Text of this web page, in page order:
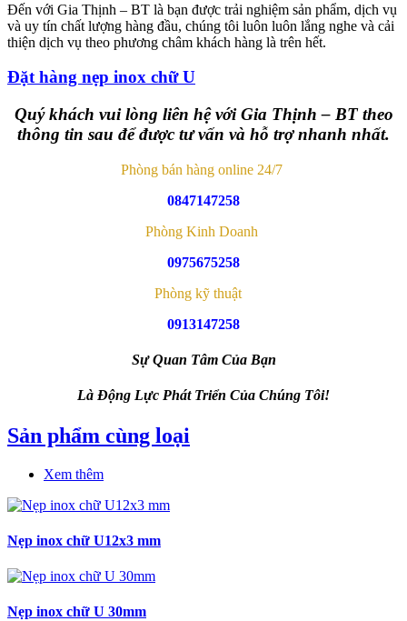
Đến với Gia Thịnh – BT là bạn được trải nghiệm sản phẩm, dịch vụ
và uy tín chất lượng hàng đầu, chúng tôi luôn luôn lắng nghe và cải
thiện dịch vụ theo phương châm khách hàng là trên hết.
Đặt hàng nẹp inox chữ U
Quý khách vui lòng liên hệ với Gia Thịnh – BT theo
thông tin sau để được tư vấn và hỗ trợ nhanh nhất.
Phòng bán hàng online 24/7
0847147258
Phòng Kinh Doanh
0975675258
Phòng kỹ thuật
0913147258
Sự Quan Tâm Của Bạn
Là Động Lực Phát Triển Của Chúng Tôi!
Sản phẩm cùng loại
Xem thêm
Nẹp inox chữ U12x3 mm
Nẹp inox chữ U 30mm